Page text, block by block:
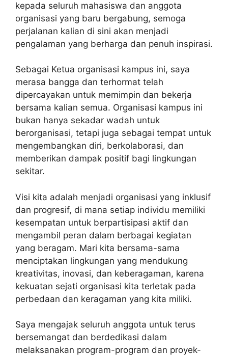
kepada seluruh mahasiswa dan anggota
organisasi yang baru bergabung, semoga
perjalanan kalian di sini akan menjadi
pengalaman yang berharga dan penuh inspirasi.
Sebagai Ketua organisasi kampus ini, saya
merasa bangga dan terhormat telah
dipercayakan untuk memimpin dan bekerja
bersama kalian semua. Organisasi kampus ini
bukan hanya sekadar wadah untuk
berorganisasi, tetapi juga sebagai tempat untuk
mengembangkan diri, berkolaborasi, dan
memberikan dampak positif bagi lingkungan
sekitar.
Visi kita adalah menjadi organisasi yang inklusif
dan progresif, di mana setiap individu memiliki
kesempatan untuk berpartisipasi aktif dan
mengambil peran dalam berbagai kegiatan
yang beragam. Mari kita bersama-sama
menciptakan lingkungan yang mendukung
kreativitas, inovasi, dan keberagaman, karena
kekuatan sejati organisasi kita terletak pada
perbedaan dan keragaman yang kita miliki.
Saya mengajak seluruh anggota untuk terus
bersemangat dan berdedikasi dalam
melaksanakan program-program dan proyek-